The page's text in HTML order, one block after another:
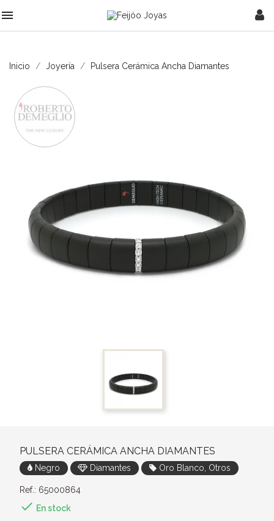

Inicio Joyería Pulsera Cerámica Ancha Diamantes
PULSERA CERÁMICA ANCHA DIAMANTES
Negro Diamantes Oro Blanco, Otros
Ref.: 65000864
 En stock